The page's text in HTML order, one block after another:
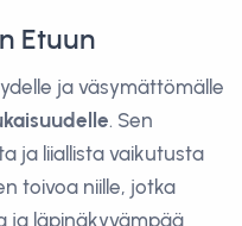
Etuun
ja väsymättömälle
. Sen
ja liiallista vaikutusta
toivoa niille, jotka
ja läpinäkyvämpää